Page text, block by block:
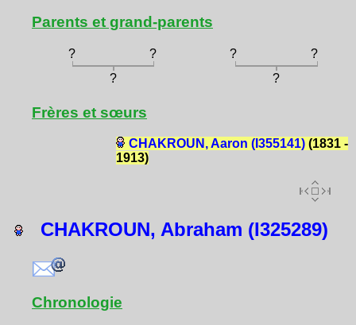
Parents et grand-parents
? ? ?
?
?
?
Frères et sœurs
CHAKROUN, Aaron (I355141)(1831 -
1913)
CHAKROUN, Abraham (I325289)
Chronologie